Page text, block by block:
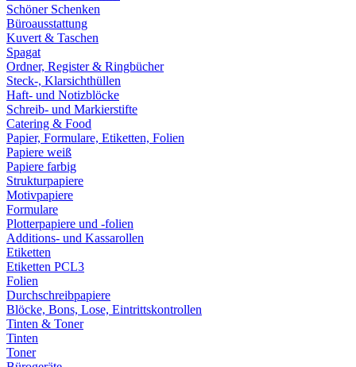
Schöner Schenken
Büroausstattung
Kuvert & Taschen
Spagat
Ordner, Register & Ringbücher
Steck-, Klarsichthüllen
Haft- und Notizblöcke
Schreib- und Markierstifte
Catering & Food
Papier, Formulare, Etiketten, Folien
Papiere weiß
Papiere farbig
Strukturpapiere
Motivpapiere
Formulare
Plotterpapiere und -folien
Additions- und Kassarollen
Etiketten
Etiketten PCL3
Folien
Durchschreibpapiere
Blöcke, Bons, Lose, Eintrittskontrollen
Tinten & Toner
Tinten
Toner